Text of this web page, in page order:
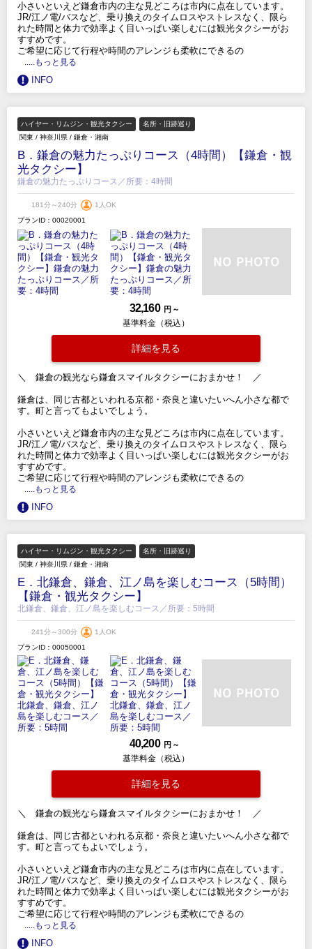
小さいといえど鎌倉市内の主な見どころは市内に点在しています。
JR/江ノ電/バスなど、乗り換えのタイムロスやストレスなく、限ら
れた時間と体力で効率よく目いっぱい楽しむには観光タクシーがお
すすめです。
ご希望に応じて行程や時間のアレンジも柔軟にできるの
.....もっと見る
INFO
ハイヤー・リムジン・観光タクシー
名所・旧跡巡り
関東 / 神奈川県 / 鎌倉・湘南
B．鎌倉の魅力たっぷりコース（4時間）【鎌倉・観
光タクシー】
鎌倉の魅力たっぷりコース／所要：4時間
181分～240分
1人OK
プランID：00020001
32,160 円 ～
基準料金（税込）
詳細を見る
＼ 鎌倉の観光なら鎌倉スマイルタクシーにおまかせ！ ／
鎌倉は、同じ古都といわれる京都・奈良と違いたいへん小さな都で
す。町と言ってもよいでしょう。
小さいといえど鎌倉市内の主な見どころは市内に点在しています。
JR/江ノ電/バスなど、乗り換えのタイムロスやストレスなく、限ら
れた時間と体力で効率よく目いっぱい楽しむには観光タクシーがお
すすめです。
ご希望に応じて行程や時間のアレンジも柔軟にできるの
.....もっと見る
INFO
ハイヤー・リムジン・観光タクシー
名所・旧跡巡り
関東 / 神奈川県 / 鎌倉・湘南
E．北鎌倉、鎌倉、江ノ島を楽しむコース（5時間）
【鎌倉・観光タクシー】
北鎌倉、鎌倉、江ノ島を楽しむコース／所要：5時間
241分～300分
1人OK
プランID：00050001
40,200 円 ～
基準料金（税込）
詳細を見る
＼ 鎌倉の観光なら鎌倉スマイルタクシーにおまかせ！ ／
鎌倉は、同じ古都といわれる京都・奈良と違いたいへん小さな都で
す。町と言ってもよいでしょう。
小さいといえど鎌倉市内の主な見どころは市内に点在しています。
JR/江ノ電/バスなど、乗り換えのタイムロスやストレスなく、限ら
れた時間と体力で効率よく目いっぱい楽しむには観光タクシーがお
すすめです。
ご希望に応じて行程や時間のアレンジも柔軟にできるの
.....もっと見る
INFO